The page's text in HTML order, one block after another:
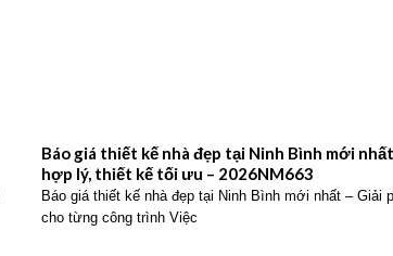
Báo giá thiết kế nhà đẹp tại Ninh Bình mới
hợp lý, thiết kế tối ưu – 2026NM663
Báo giá thiết kế nhà đẹp tại Ninh Bình mới nhất – Giải
cho từng công trình Việc